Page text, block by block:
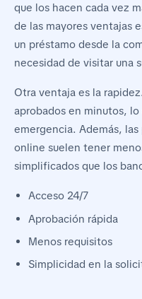
que los hacen cada vez
de las mayores ventajas
un préstamo desde la
necesidad de visitar una
Otra ventaja es la
aprobados en minutos,
emergencia. Además,
online suelen tener
simplificados que los
Acceso 24/7
Aprobación rápida
Menos requisitos
Simplicidad en la